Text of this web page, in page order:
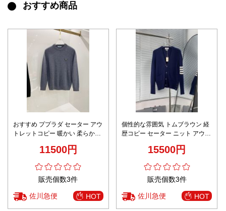
おすすめ商品
おすすめ ププラダ セーター アウ
トレットコピー 暖かい 柔らかい
保温 グレイ11500円
販売個数3件
佐川急便 HOT
個性的な雰囲気 トムブラウン 経
歴コピー セーター ニット アウタ
15500円
販売個数3件
佐川急便 HOT